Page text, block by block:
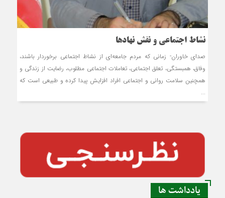
نشاط اجتماعی و نقش نهادها
صدای خاوران- زمانی که مردم جامعه‌ای از نشاط اجتماعی برخوردار باشند،
وفاق، همبستگی، تعلق اجتماعی، تعاملات اجتماعی مطلوب، رضایت از زندگی و
همچنین سلامت روانی و اجتماعی افراد افزایش پیدا کرده و طبیعی است که
...
یادداشت ها